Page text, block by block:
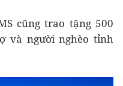
cũng trao tặng 500
và người nghèo tỉnh